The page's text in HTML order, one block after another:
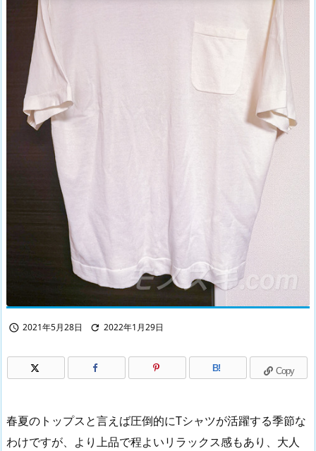
 2021年5月28日  2022年1月29日
B! Copy
春夏のトップスと言えば圧倒的にTシャツが活躍する季節な
わけですが、より上品で程よいリラックス感もあり、大人